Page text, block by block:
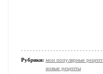
Рубрики: мои популярные
новые рецепты